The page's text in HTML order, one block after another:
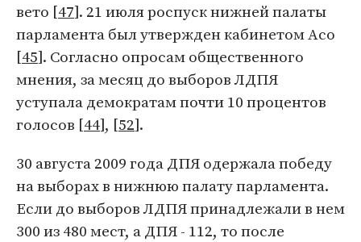
вето [47]. 21 июля роспуск нижней палаты
парламента был утвержден кабинетом Асо
[45]. Согласно опросам общественного
мнения, за месяц до выборов ЛДПЯ
уступала демократам почти 10 процентов
голосов [44], [52].
30 августа 2009 года ДПЯ одержала победу
на выборах в нижнюю палату парламента.
Если до выборов ЛДПЯ принадлежали в нем
300 из 480 мест, а ДПЯ - 112, то после